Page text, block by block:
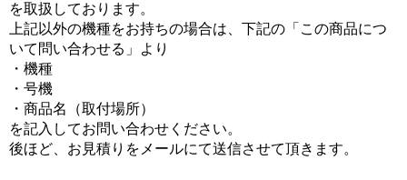
を取扱しております。
上記以外の機種をお持ちの場合は、下記の「この商品につ
いて問い合わせる」より
・機種
・号機
・商品名（取付場所）
を記入してお問い合わせください。
後ほど、お見積りをメールにて送信させて頂きます。